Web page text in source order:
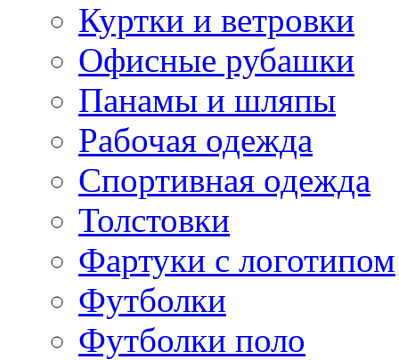
Куртки и ветровки
Офисные рубашки
Панамы и шляпы
Рабочая одежда
Спортивная одежда
Толстовки
Фартуки с логотипом
Футболки
Футболки поло